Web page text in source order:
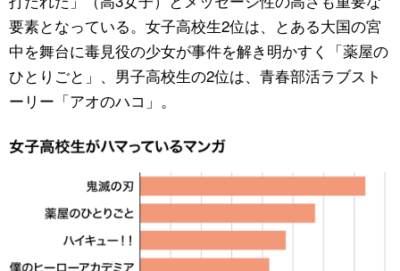
要素となっている。女子高校生2位は、とある大国の宮
中を舞台に毒見役の少女が事件を解き明かすく「薬屋の
ひとりごと」、男子高校生の2位は、青春部活ラブスト
ーリー「アオのハコ」。